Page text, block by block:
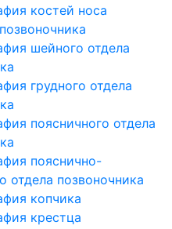
костей носа
шейного отдела
грудного отдела
поясничного отдела
пояснично-
отдела позвоночника
копчика
крестца